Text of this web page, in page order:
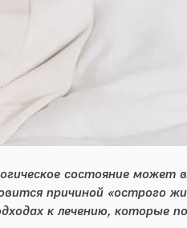
состояние может
причиной «острого
к лечению, которые